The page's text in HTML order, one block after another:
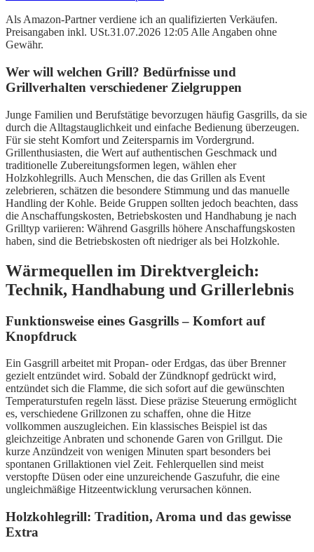
Als Amazon-Partner verdiene ich an qualifizierten Verkäufen.
Preisangaben inkl. USt.31.07.2026 12:05 Alle Angaben ohne
Gewähr.
Wer will welchen Grill? Bedürfnisse und
Grillverhalten verschiedener Zielgruppen
Junge Familien und Berufstätige bevorzugen häufig Gasgrills, da sie
durch die Alltagstauglichkeit und einfache Bedienung überzeugen.
Für sie steht Komfort und Zeitersparnis im Vordergrund.
Grillenthusiasten, die Wert auf authentischen Geschmack und
traditionelle Zubereitungsformen legen, wählen eher
Holzkohlegrills. Auch Menschen, die das Grillen als Event
zelebrieren, schätzen die besondere Stimmung und das manuelle
Handling der Kohle. Beide Gruppen sollten jedoch beachten, dass
die Anschaffungskosten, Betriebskosten und Handhabung je nach
Grilltyp variieren: Während Gasgrills höhere Anschaffungskosten
haben, sind die Betriebskosten oft niedriger als bei Holzkohle.
Wärmequellen im Direktvergleich:
Technik, Handhabung und Grillerlebnis
Funktionsweise eines Gasgrills – Komfort auf
Knopfdruck
Ein Gasgrill arbeitet mit Propan- oder Erdgas, das über Brenner
gezielt entzündet wird. Sobald der Zündknopf gedrückt wird,
entzündet sich die Flamme, die sich sofort auf die gewünschten
Temperaturstufen regeln lässt. Diese präzise Steuerung ermöglicht
es, verschiedene Grillzonen zu schaffen, ohne die Hitze
vollkommen auszugleichen. Ein klassisches Beispiel ist das
gleichzeitige Anbraten und schonende Garen von Grillgut. Die
kurze Anzündzeit von wenigen Minuten spart besonders bei
spontanen Grillaktionen viel Zeit. Fehlerquellen sind meist
verstopfte Düsen oder eine unzureichende Gaszufuhr, die eine
ungleichmäßige Hitzeentwicklung verursachen können.
Holzkohlegrill: Tradition, Aroma und das gewisse
Extra